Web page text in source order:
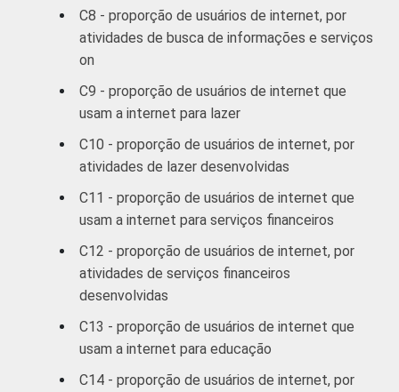
RENDA
FAMILIAR
Até 1 SM 58
SM até 2 SM
SM até 3 SM
49
Mais de 3
SM até 5 SM
49
Mais de 5
SM até 10
Mais de 10
C8 - proporção de usuários de internet, por
atividades de busca de informações e serviços
on
C9 - proporção de usuários de internet que
usam a internet para lazer
C10 - proporção de usuários de internet, por
atividades de lazer desenvolvidas
C11 - proporção de usuários de internet que
usam a internet para serviços financeiros
C12 - proporção de usuários de internet, por
atividades de serviços financeiros
desenvolvidas
C13 - proporção de usuários de internet que
usam a internet para educação
C14 - proporção de usuários de internet, por